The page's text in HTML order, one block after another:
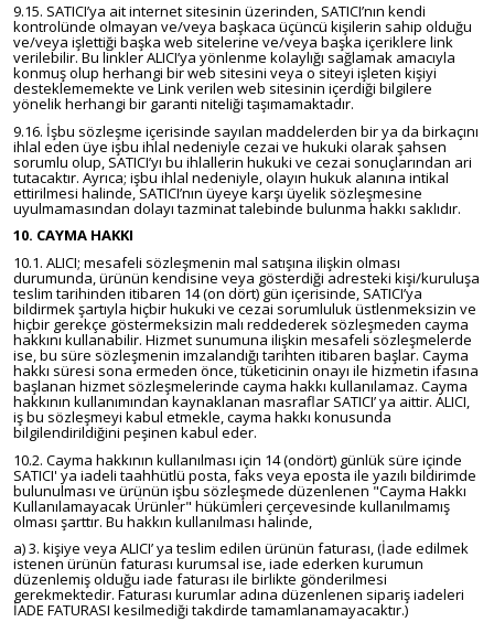
9.15. SATICI’ya ait internet sitesinin üzerinden, SATICI’nın kendi
kontrolünde olmayan ve/veya başkaca üçüncü kişilerin sahip olduğu
ve/veya işlettiği başka web sitelerine ve/veya başka içeriklere link
verilebilir. Bu linkler ALICI’ya yönlenme kolaylığı sağlamak amacıyla
konmuş olup herhangi bir web sitesini veya o siteyi işleten kişiyi
desteklememekte ve Link verilen web sitesinin içerdiği bilgilere
yönelik herhangi bir garanti niteliği taşımamaktadır.
9.16. İşbu sözleşme içerisinde sayılan maddelerden bir ya da birkaçını
ihlal eden üye işbu ihlal nedeniyle cezai ve hukuki olarak şahsen
sorumlu olup, SATICI’yı bu ihlallerin hukuki ve cezai sonuçlarından ari
tutacaktır. Ayrıca; işbu ihlal nedeniyle, olayın hukuk alanına intikal
ettirilmesi halinde, SATICI’nın üyeye karşı üyelik sözleşmesine
uyulmamasından dolayı tazminat talebinde bulunma hakkı saklıdır.
10. CAYMA HAKKI
10.1. ALICI; mesafeli sözleşmenin mal satışına ilişkin olması
durumunda, ürünün kendisine veya gösterdiği adresteki kişi/kuruluşa
teslim tarihinden itibaren 14 (on dört) gün içerisinde, SATICI’ya
bildirmek şartıyla hiçbir hukuki ve cezai sorumluluk üstlenmeksizin ve
hiçbir gerekçe göstermeksizin malı reddederek sözleşmeden cayma
hakkını kullanabilir. Hizmet sunumuna ilişkin mesafeli sözleşmelerde
ise, bu süre sözleşmenin imzalandığı tarihten itibaren başlar. Cayma
hakkı süresi sona ermeden önce, tüketicinin onayı ile hizmetin ifasına
başlanan hizmet sözleşmelerinde cayma hakkı kullanılamaz. Cayma
hakkının kullanımından kaynaklanan masraflar SATICI’ ya aittir. ALICI,
iş bu sözleşmeyi kabul etmekle, cayma hakkı konusunda
bilgilendirildiğini peşinen kabul eder.
10.2. Cayma hakkının kullanılması için 14 (ondört) günlük süre içinde
SATICI' ya iadeli taahhütlü posta, faks veya eposta ile yazılı bildirimde
bulunulması ve ürünün işbu sözleşmede düzenlenen "Cayma Hakkı
Kullanılamayacak Ürünler" hükümleri çerçevesinde kullanılmamış
olması şarttır. Bu hakkın kullanılması halinde,
a) 3. kişiye veya ALICI’ ya teslim edilen ürünün faturası, (İade edilmek
istenen ürünün faturası kurumsal ise, iade ederken kurumun
düzenlemiş olduğu iade faturası ile birlikte gönderilmesi
gerekmektedir. Faturası kurumlar adına düzenlenen sipariş iadeleri
İADE FATURASI kesilmediği takdirde tamamlanamayacaktır.)